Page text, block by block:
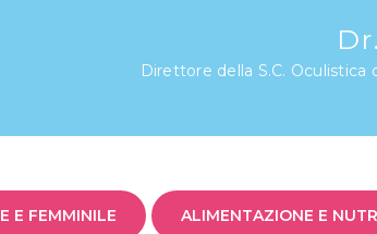
Direttore della S.C. Oculistica
E FEMMINILE ALIMENTAZIONE E